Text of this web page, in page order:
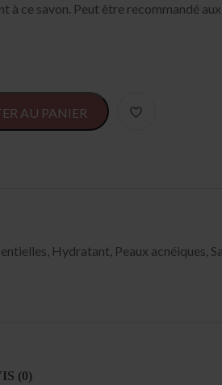
à ce savon. Peut être recommandé
AU PANIER
Hydratant, Peaux acnéiques
(0)